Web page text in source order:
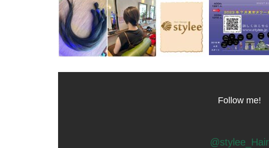
Follow me!
@stylee_Hair